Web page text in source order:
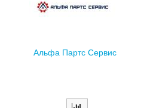
Альфа Партс Сервис